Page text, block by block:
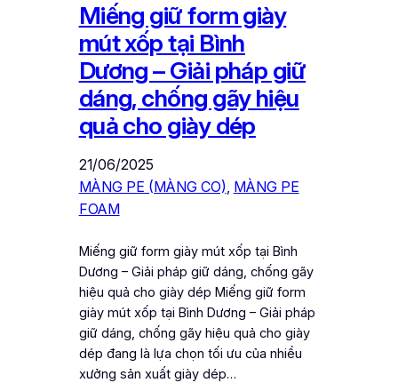
Miếng giữ form giày
mút xốp tại Bình
Dương – Giải pháp giữ
dáng, chống gãy hiệu
quả cho giày dép
21/06/2025
MÀNG PE (MÀNG CO), MÀNG PE
FOAM
Miếng giữ form giày mút xốp tại Bình
Dương – Giải pháp giữ dáng, chống gãy
hiệu quả cho giày dép Miếng giữ form
giày mút xốp tại Bình Dương – Giải pháp
giữ dáng, chống gãy hiệu quả cho giày
dép đang là lựa chọn tối ưu của nhiều
xưởng sản xuất giày dép…